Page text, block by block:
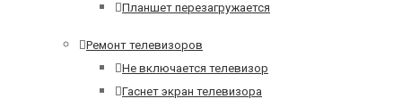
Планшет перезагружается
Ремонт телевизоров
Не включается телевизор
Гаснет экран телевизора